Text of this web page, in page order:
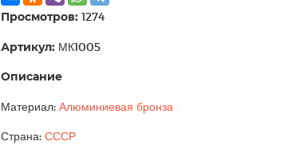
Просмотров: 1274
Артикул: МК1005
Описание
Материал: Алюминиевая бронза
Страна: СССР